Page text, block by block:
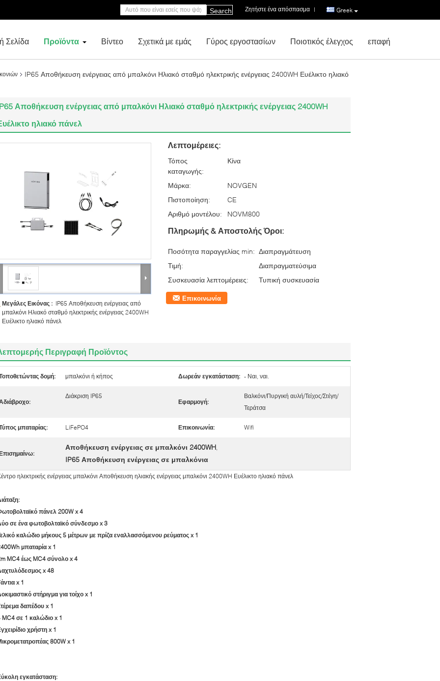
Greek
Ζητήστε ένα απόσπασμα |
Search
Σελίδα Προϊόντα Βίντεο Σχετικά με εμάς Γύρος εργοστασίων Ποιοτικός έλεγχος επαφή
IP65 Αποθήκευση ενέργειας από μπαλκόνι Ηλιακό σταθμό ηλεκτρικής ενέργειας 2400WH Ευέλικτο ηλιακό
Αποθήκευση ενέργειας από μπαλκόνι Ηλιακό σταθμό ηλεκτρικής ενέργειας 2400WH
ηλιακό πάνελ
Μεγάλες Εικόνας : IP65 Αποθήκευση ενέργειας από
μπαλκόνι Ηλιακό σταθμό ηλεκτρικής ενέργειας 2400WH
Ευέλικτο ηλιακό πάνελ
Λεπτομέρειες:
Τόπος
καταγωγής:
Κίνα
Μάρκα:
NOVGEN
Πιστοποίηση:
CE
Αριθμό μοντέλου:
NOVM800
Πληρωμής & Αποστολής Όροι:
Ποσότητα παραγγελίας min: Διαπραγμάτευση
Τιμή:
Διαπραγματεύσιμα
Συσκευασία λεπτομέρειες:
Τυπική συσκευασία
Επικοινωνία
Περιγραφή Προϊόντος
δομή: μπαλκόνι ή κήπος Δωρεάν εγκατάσταση: - Ναι, ναι.
Διάκριση IP65
Εφαρμογή:
Βαλκόνι/Πυργική αυλή/Τείχος/Στέγη/
Τεράτσα
μπαταρίας: LiFePO4 Επικοινωνία: Wifi
Αποθήκευση ενέργειας σε μπαλκόνι 2400WH,
IP65 Αποθήκευση ενέργειας σε μπαλκόνια
ηλεκτρικής ενέργειας μπαλκόνι Αποθήκευση ηλιακής ενέργειας μπαλκόνι 2400WH Ευέλικτο ηλιακό πάνελ
πάνελ 200W x 4
σε ένα φωτοβολταϊκό σύνδεσμο x 3
καλώδιο μήκους 5 μέτρων με πρίζα εναλλασσόμενου ρεύματος x 1
μπαταρία x 1
MC4 έως MC4 σύνολο x 4
x 48
x 1
στήριγμα για τοίχο x 1
δαπέδου x 1
MC4 σε 1 καλώδιο x 1
χρήστη x 1
800W x 1
εγκατάσταση: